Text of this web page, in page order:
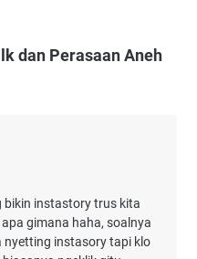
dan Perasaan Aneh
bikin instastory trus kita
gimana haha, soalnya
nyetting instasory tapi klo